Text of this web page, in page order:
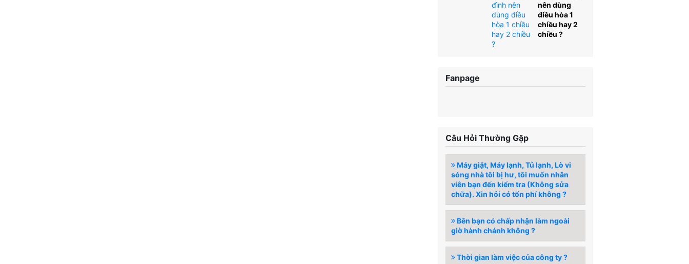
nên dùng
điều hòa 1
chiều hay 2
chiều ?
Fanpage
Câu Hỏi Thường Gặp
Máy giặt, Máy lạnh, Tủ lạnh, Lò vi
sóng nhà tôi bị hư, tôi muốn nhân
viên bạn đến kiểm tra (Không sửa
chữa). Xin hỏi có tốn phí không ?
Bên bạn có chấp nhận làm ngoài
giờ hành chánh không ?
Thời gian làm việc của công ty ?